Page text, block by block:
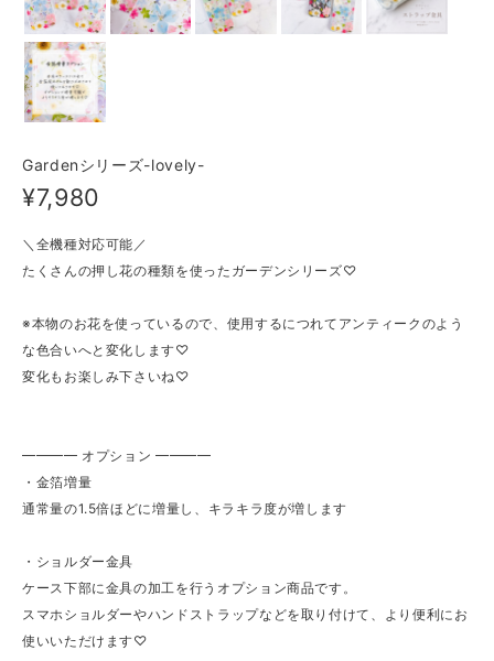
Gardenシリーズ-lovely-
¥7,980
＼全機種対応可能／
たくさんの押し花の種類を使ったガーデンシリーズ♡
※本物のお花を使っているので、使用するにつれてアンティークのよう
な色合いへと変化します♡
変化もお楽しみ下さいね♡
━━━━ オプション ━━━━
・金箔増量
通常量の1.5倍ほどに増量し、キラキラ度が増します
・ショルダー金具
ケース下部に金具の加工を行うオプション商品です。
スマホショルダーやハンドストラップなどを取り付けて、より便利にお
使いいただけます♡